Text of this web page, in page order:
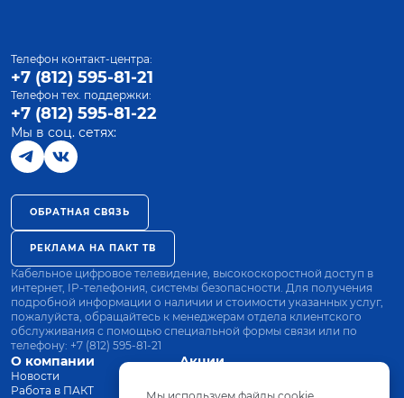
О компании
Новости
Работа в ПАКТ
Акции
Оплата
Телефон контакт-центра:
+7 (812) 595-81-21
Телефон тех. поддержки:
+7 (812) 595-81-22
Мы в соц. сетях:
ОБРАТНАЯ СВЯЗЬ
РЕКЛАМА НА ПАКТ ТВ
Кабельное цифровое телевидение, высокоскоростной доступ в
интернет, IP-телефония, системы безопасности. Для получения
подробной информации о наличии и стоимости указанных услуг,
пожалуйста, обращайтесь к менеджерам отдела клиентского
обслуживания с помощью специальной формы связи или по
телефону: +7 (812) 595-81-21